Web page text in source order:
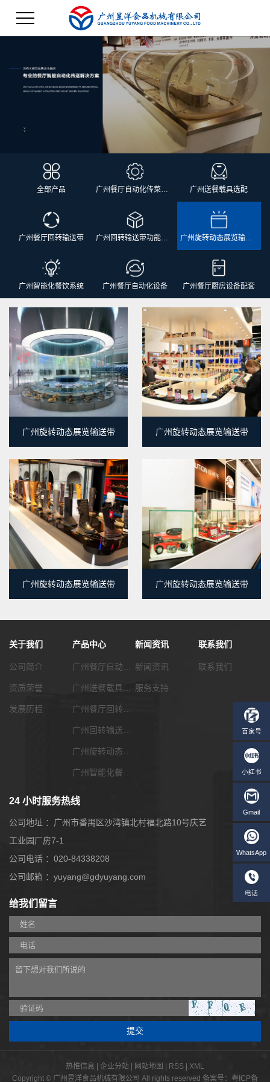
全部产品 广州送餐载具选配
广州餐厅回转输送带 广州旋转动态展览输送带
广州智能化餐饮系统 广州餐厅自动化设备 广州餐厅厨房设备配套
广州旋转动态展览输送带 广州旋转动态展览输送带
广州旋转动态展览输送带 广州旋转动态展览输送带
关于我们
公司简介
资质荣誉
发展历程
产品中心 新闻资讯
新闻资讯
服务支持
联系我们
联系我们
24 小时服务热线
公司地址 ：广州市番禺区沙湾镇北村福北路10号庆艺
工业园厂房7-1
公司电话 ：020-84338208
公司邮箱 ：yuyang@gdyuyang.com
给我们留言
热推信息 企业分站 网站地图 RSS
XML
Copyright © 广州昱洋食品机械有限公司 All rights reserved 备案号： 粤ICP备